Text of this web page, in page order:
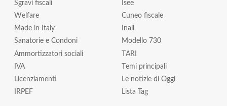
Sgravi fiscali
Welfare
Made in Italy
Sanatorie e Condoni
Ammortizzatori sociali
IVA
Licenziamenti
IRPEF
Isee
Cuneo fiscale
Inail
Modello 730
TARI
Temi principali
Le notizie di Oggi
Lista Tag